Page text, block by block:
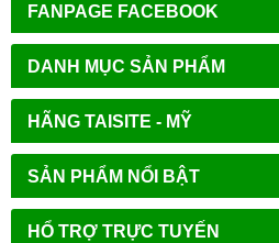
FANPAGE FACEBOOK
DANH MỤC SẢN PHẨM
HÃNG TAISITE - MỸ
SẢN PHẨM NỔI BẬT
HỔ TRỢ TRỰC TUYẾN